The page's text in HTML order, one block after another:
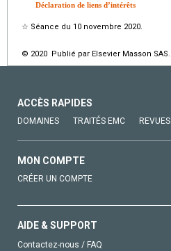
Déclaration de liens d’intérêts
☆ Séance du 10 novembre 2020.
© 2020 Publié par Elsevier Masson SAS.
ACCÈS RAPIDES
DOMAINES TRAITÉS EMC REVUES
MON COMPTE
CRÉER UN COMPTE
AIDE & SUPPORT
Contactez-nous / FAQ